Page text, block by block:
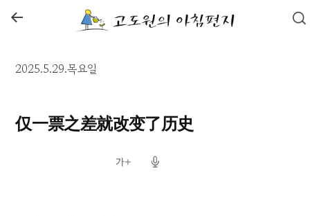
←
2025.5.29.목요일
仅一票之差就改变了历史